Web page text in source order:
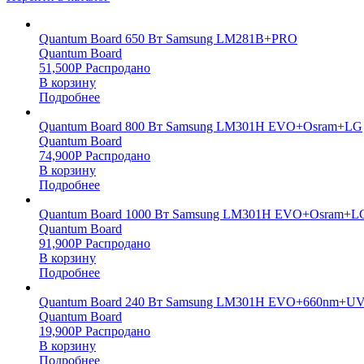
Quantum Board 650 Вт Samsung LM281B+PRO
Quantum Board
51,500Р Распродано
В корзину
Подробнее
Quantum Board 800 Вт Samsung LM301H EVO+Osram+LG
Quantum Board
74,900Р Распродано
В корзину
Подробнее
Quantum Board 1000 Вт Samsung LM301H
Quantum Board
91,900Р Распродано
В корзину
Подробнее
Quantum Board 240 Вт Samsung LM301H
Quantum Board
19,900Р Распродано
В корзину
Подробнее